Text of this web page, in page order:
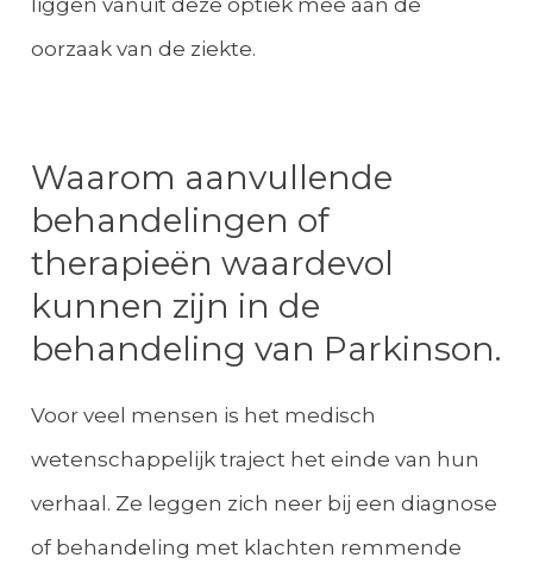
liggen vanuit deze optiek mee aan de
oorzaak van de ziekte.
Waarom aanvullende
behandelingen of
therapieën waardevol
kunnen zijn in de
behandeling van Parkinson.
Voor veel mensen is het medisch
wetenschappelijk traject het einde van hun
verhaal. Ze leggen zich neer bij een diagnose
of behandeling met klachten remmende